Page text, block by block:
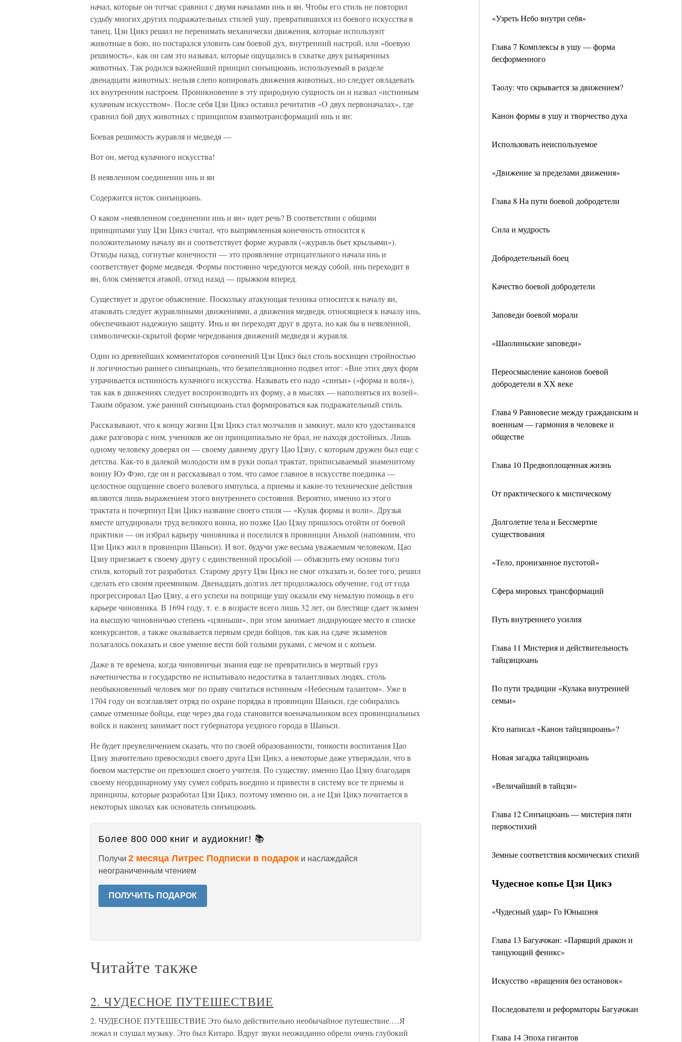
«Узреть Heбо внутри себя»
Глава 7 Комплексы в ушу — форма
бесформенного
Таолу: что скрывается за движением?
Канон формы в ушу и творчество духа
Использовать неиспользуемое
«Движение за пределами движения»
Глава 8 На пути боевой добродетели
Сила и мудрость
Добродетельный боец
Качество боевой добродетели
Заповеди боевой морали
«Шаолиньские заповеди»
Переосмысление канонов боевой
добродетели в XX веке
Глава 9 Равновесие между гражданским и
военным — гармония в человеке и
обществе
Глава 10 Предвоплощенная жизнь
От практического к мистическому
Долголетие тела и Бессмертие
существования
«Тело, пронизанное пустотой»
Сфера мировых трансформаций
Путь внутреннего усилия
Глава 11 Мистерия и действительность
тайцзицюань
По пути традиции «Кулака внутренней
семьи»
Кто написал «Канон тайцзицюань»?
Новая загадка тайцзицюань
«Величайший в тайцзи»
Глава 12 Синъицюань — мистерия пяти
первостихий
Земные соответствия космических стихий
Чудесное копье Цзи Цикэ
«Чудесный удар» Го Юньшэня
Глава 13 Багуачжан: «Парящий дракон и
танцующий феникс»
Искусство «вращения без остановок»
Последователи и реформаторы Багуачжан
Глава 14 Эпоха гигантов
начал, которые он тотчас сравнил с двумя началами инь и ян. Чтобы его стиль не повторил
судьбу многих других подражательных стилей ушу, превратившихся из боевого искусства в
танец, Цзи Цикэ решил не перенимать механически движения, которые используют
животные в бою, но постарался уловить сам боевой дух, внутренний настрой, или «боевую
решимость», как он сам это называл, которые ощущались в схватке двух разъяренных
животных. Так родился важнейший принцип синъицюань, используемый в разделе
двенадцати животных: нельзя слепо копировать движения животных, но следует овладевать
их внутренним настроем. Проникновение в эту природную сущность он и назвал «истинным
кулачным искусством». После себя Цзи Цикэ оставил речитатив «О двух первоначалах», где
сравнил бой двух животных с принципом взаимотрансформаций инь и ян:
Боевая решимость журавля и медведя —
Вот он, метод кулачного искусства!
В неявленном соединении инь и ян
Содержится исток синъицюань.
О каком «неявленном соединении инь и ян» идет речь? В соответствии с общими
принципами ушу Цзи Цикэ считал, что выпрямленная конечность относится к
положительному началу ян и соответствует форме журавля («журавль бьет крыльями»).
Отходы назад, согнутые конечности — это проявление отрицательного начала инь и
соответствует форме медведя. Формы постоянно чередуются между собой, инь переходит в
ян, блок сменяется атакой, отход назад — прыжком вперед.
Существует и другое объяснение. Поскольку атакующая техника относится к началу ян,
атаковать следует журавлиными движениями, а движения медведя, относящиеся к началу инь,
обеспечивают надежную защиту. Инь и ян переходят друг в друга, но как бы в неявленной,
символически-скрытой форме чередования движений медведя и журавля.
Один из древнейших комментаторов сочинений Цзи Цикэ был столь восхищен стройностью
и логичностью раннего синъицюань, что безапелляционно подвел итог: «Вне этих двух форм
утрачивается истинность кулачного искусства. Называть его надо «синъи» («форма и воля»),
так как в движениях следует воспроизводить их форму, а в мыслях — наполняться их волей».
Таким образом, уже ранний синъицюань стал формироваться как подражательный стиль.
Рассказывают, что к концу жизни Цзи Цикэ стал молчалив и замкнут, мало кто удостаивался
даже разговора с ним, учеников же он принципиально не брал, не находя достойных. Лишь
одному человеку доверял он — своему давнему другу Цао Цзиу, с которым дружен был еще с
детства. Как-то в далекой молодости им в руки попал трактат, приписываемый знаменитому
воину Юэ Фэю, где он и рассказывал о том, что самое главное в искусстве поединка —
целостное ощущение своего волевого импульса, а приемы и какие-то технические действия
являются лишь выражением этого внутреннего состояния. Вероятно, именно из этого
трактата и почерпнул Цзи Цикэ название своего стиля — «Кулак формы и воли». Друзья
вместе штудировали труд великого воина, но позже Цао Цзиу пришлось отойти от боевой
практики — он избрал карьеру чиновника и поселился в провинции Аньхой (напомним, что
Цзи Цикэ жил в провинции Шаньси). И вот, будучи уже весьма уважаемым человеком, Цао
Цзиу приезжает к своему другу с единственной просьбой — объяснить ему основы того
стиля, который тот разработал. Старому другу Цзи Цикэ не смог отказать и, более того, решил
сделать его своим преемником. Двенадцать долгих лет продолжалось обучение, год от года
прогрессировал Цао Цзиу, а его успехи на поприще ушу оказали ему немалую помощь в его
карьере чиновника. В 1694 году, т. е. в возрасте всего лишь 32 лет, он блестяще сдает экзамен
на высшую чиновничью степень «цзиньши», при этом занимает лидирующее место в списке
конкурсантов, а также оказывается первым среди бойцов, так как на сдаче экзаменов
полагалось показать и свое умение вести бой голыми руками, с мечом и с копьем.
Даже в те времена, когда чиновничьи знания еще не превратились в мертвый груз
начетничества и государство не испытывало недостатка в талантливых людях, столь
необыкновенный человек мог по праву считаться истинным «Небесным талантом». Уже в
1704 году он возглавляет отряд по охране порядка в провинции Шаньси, где собирались
самые отменные бойцы, еще через два года становится военачальником всех провинциальных
войск и наконец занимает пост губернатора уездного города в Шаньси.
Не будет преувеличением сказать, что по своей образованности, тонкости воспитания Цао
Цзиу значительно превосходил своего друга Цзи Цикэ, а некоторые даже утверждали, что в
боевом мастерстве он превзошел своего учителя. По существу, именно Цао Цзиу благодаря
своему неординарному уму сумел собрать воедино и привести в систему все те приемы и
принципы, которые разработал Цзи Цикэ, поэтому именно он, а не Цзи Цикэ почитается в
некоторых школах как основатель синъицюань.
Более 800 000 книг и аудиокниг! 📚
Получи 2 месяца Литрес Подписки в подарок и наслаждайся
неограниченным чтением
ПОЛУЧИТЬ ПОДАРОК
Читайте также
2. ЧУДЕСНОЕ ПУТЕШЕСТВИЕ
2. ЧУДЕСНОЕ ПУТЕШЕСТВИЕ Это было действительно необычайное путешествие.…Я
лежал и слушал музыку. Это был Китаро. Вдруг звуки неожиданно обрели очень глубокий